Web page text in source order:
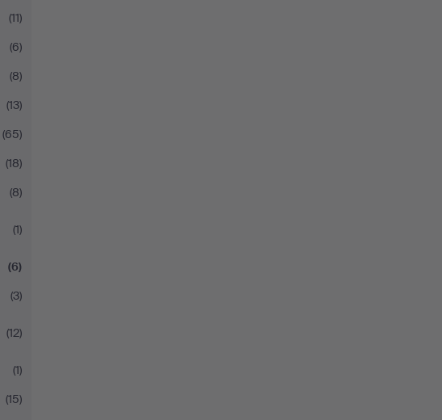
(11)
(6)
(8)
(13)
(65)
(18)
(8)
(1)
(6)
(3)
(12)
(1)
(15)